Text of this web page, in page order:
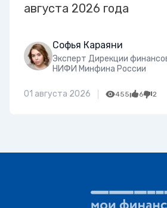
августа 2026 года
Софья Караяни
Эксперт Дирекции
НИФИ Минфина России
01 августа 2026 455 6 2